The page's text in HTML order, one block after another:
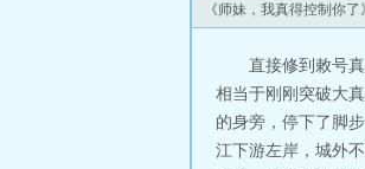
《师妹，我真得控制你
直接修到敕号
相当于刚刚突破大
的身旁，停下了脚
江下游左岸，城外